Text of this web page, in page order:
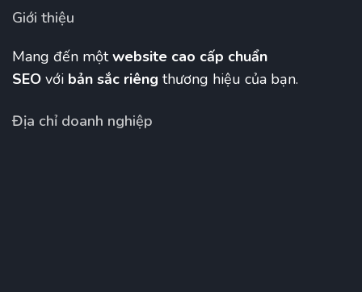
Giới thiệu
Mang đến mộtwebsite cao cấp chuẩn
SEO với bản sắc riêng thương hiệu của bạn.
Địa chỉ doanh nghiệp